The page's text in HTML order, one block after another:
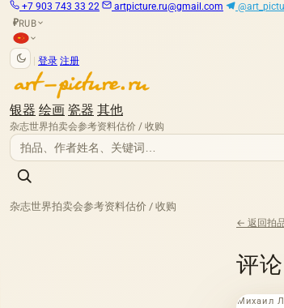
+7 903 743 33 22 artpicture.ru@gmail.com
₽RUB
登录 注册
银器 绘画 瓷器 其他
杂志世界拍卖会参考资料估价 / 收购
杂志世界拍卖会参考资料估价 / 收购
← 返回拍
评论
Михаил